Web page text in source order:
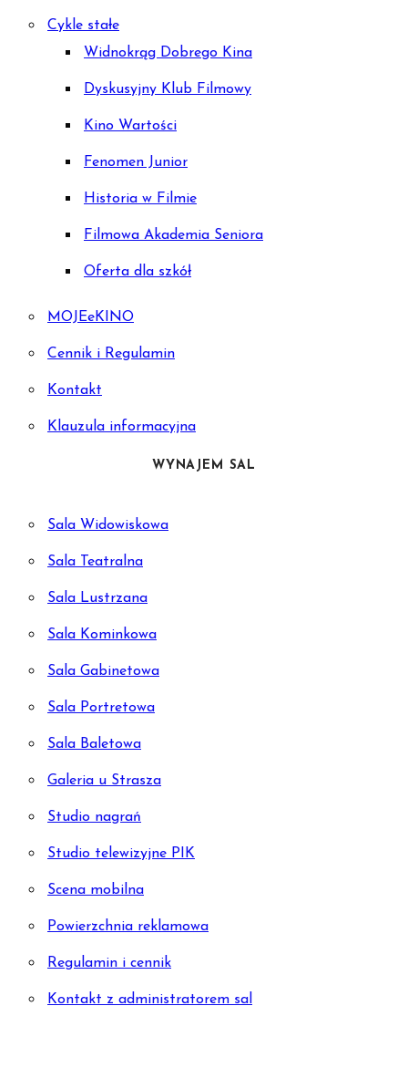
Cykle stałe
Widnokrąg Dobrego Kina
Dyskusyjny Klub Filmowy
Kino Wartości
Fenomen Junior
Historia w Filmie
Filmowa Akademia Seniora
Oferta dla szkół
MOJEeKINO
Cennik i Regulamin
Kontakt
Klauzula informacyjna
WYNAJEM SAL
Sala Widowiskowa
Sala Teatralna
Sala Lustrzana
Sala Kominkowa
Sala Gabinetowa
Sala Portretowa
Sala Baletowa
Galeria u Strasza
Studio nagrań
Studio telewizyjne PIK
Scena mobilna
Powierzchnia reklamowa
Regulamin i cennik
Kontakt z administratorem sal